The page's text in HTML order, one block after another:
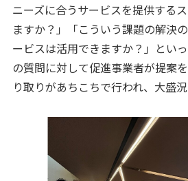
ニーズに合うサービスを提供する
ますか？」「こういう課題の解決
ービスは活用できますか？」とい
の質問に対して促進事業者が提案
り取りがあちこちで行われ、大盛